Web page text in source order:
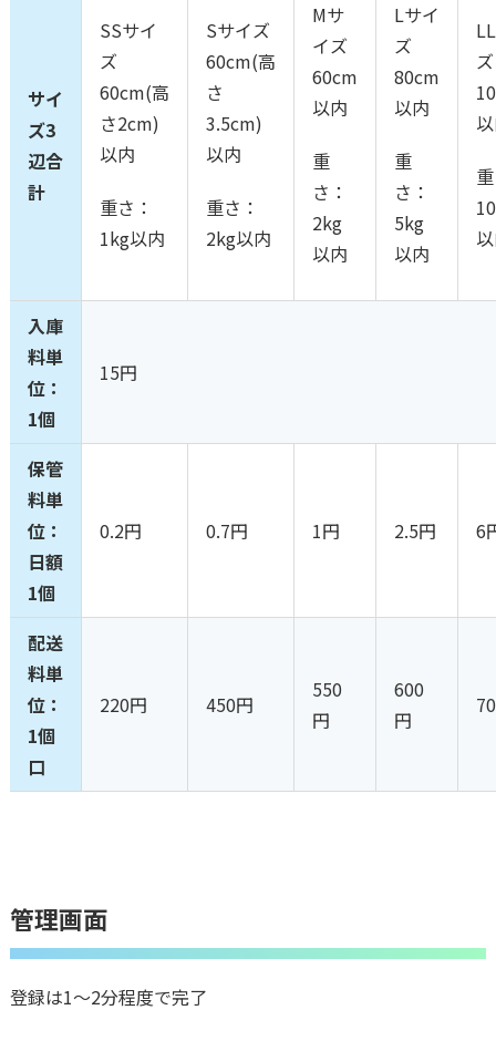
サイ
ズ3
辺合
計
SSサイ
ズ
60cm(高
さ2cm)
以内
重さ：
1kg以内
Sサイズ
60cm(高
さ
3.5cm)
以内
重さ：
2kg以内
Mサ
イズ
60cm
以内
重
さ：
2kg
以内
Lサイ
ズ
80cm
以内
重
さ：
5kg
以内
ズ
入庫
料単
位：
1個
15円
保管
料単
位：
日額
1個
0.2円 0.7円 1円 2.5円 6
配送
料単
位：
1個
口
220円 450円
550
円
600
円
管理画面
登録は1〜2分程度で完了